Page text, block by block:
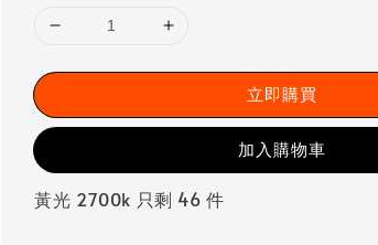
立即購買
加入購物車
黃光 2700k 只剩 46 件